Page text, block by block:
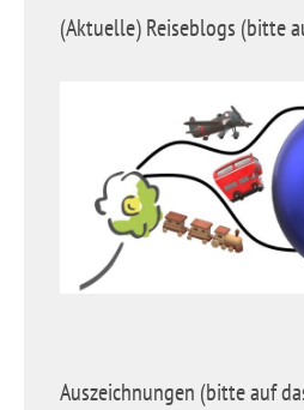
(Aktuelle) Reiseblogs (bitte
Auszeichnungen (bitte auf